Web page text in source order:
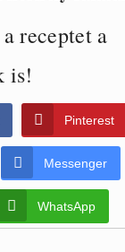
receptet a
is!
Pinterest
Messenger
WhatsApp